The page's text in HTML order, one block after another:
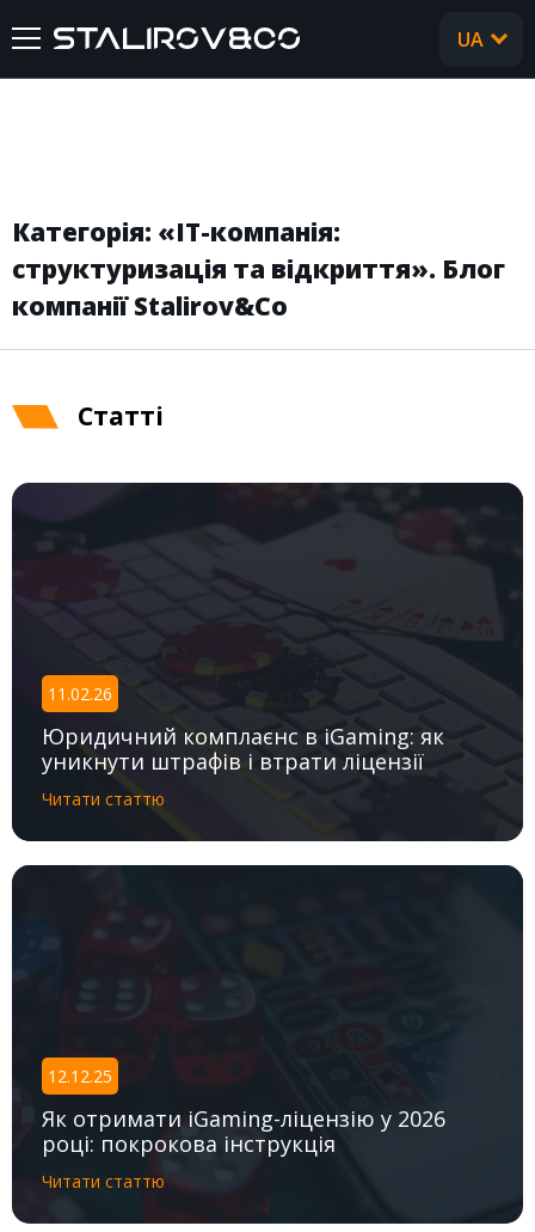
ПОСЛУГИ
КЕЙСИ
UA
Категорія: «IT-компанія:
структуризація та відкриття». Блог
компанії Stalirov&Co
Cтатті
11.02.26
Юридичний комплаєнс в iGaming: як
уникнути штрафів і втрати ліцензії
Читати статтю
12.12.25
Як отримати iGaming-ліцензію у 2026
році: покрокова інструкція
Читати статтю